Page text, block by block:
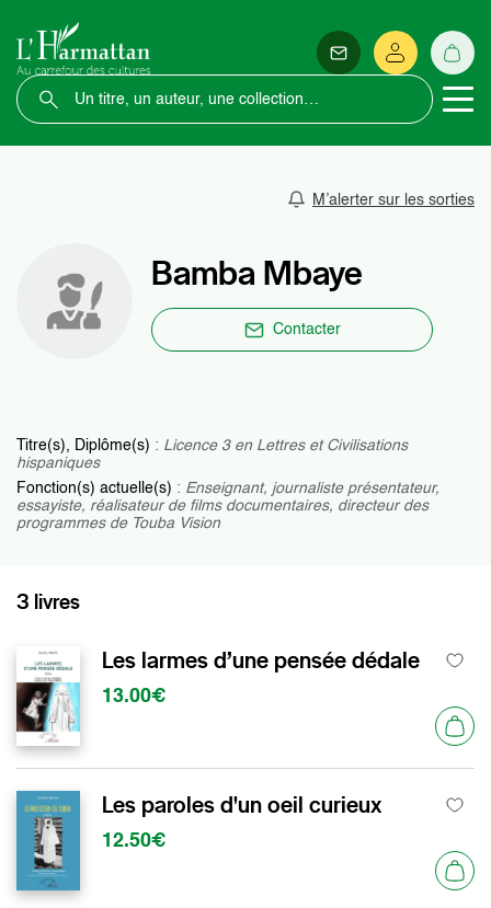
M’alerter sur les sorties
Bamba Mbaye
Contacter
Titre(s), Diplôme(s) : Licence 3 en Lettres et Civilisations
hispaniques
Fonction(s) actuelle(s) : Enseignant, journaliste présentateur,
essayiste, réalisateur de films documentaires, directeur des
programmes de Touba Vision
3 livres
Les larmes d’une pensée dédale
13.00€
Les paroles d'un oeil curieux
12.50€